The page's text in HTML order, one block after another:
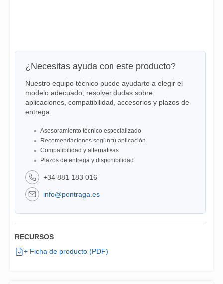
¿Necesitas ayuda con este producto?
Nuestro equipo técnico puede ayudarte a elegir el
modelo adecuado, resolver dudas sobre
aplicaciones, compatibilidad, accesorios y plazos de
entrega.
Asesoramiento técnico especializado
Recomendaciones según tu aplicación
Compatibilidad y alternativas
Plazos de entrega y disponibilidad
+34 881 183 016
info@pontraga.es
RECURSOS
+ Ficha de producto (PDF)